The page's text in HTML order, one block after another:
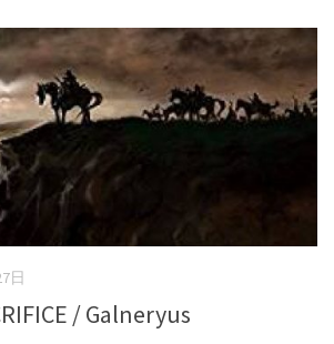
日
/ Galneryus